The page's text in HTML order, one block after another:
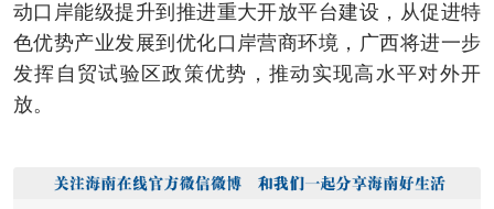
动口岸能级提升到推进重大开放平台建设，从促进特
色优势产业发展到优化口岸营商环境，广西将进一步
发挥自贸试验区政策优势，推动实现高水平对外开
放。